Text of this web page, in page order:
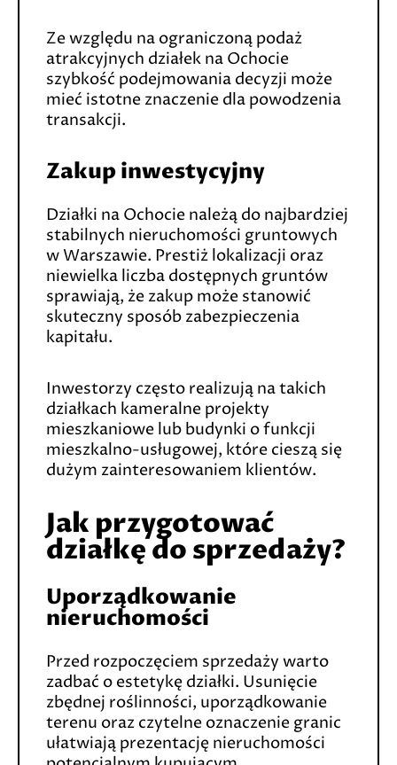
Ze względu na ograniczoną podaż
atrakcyjnych działek na Ochocie
szybkość podejmowania decyzji może
mieć istotne znaczenie dla powodzenia
transakcji.
Zakup inwestycyjny
Działki na Ochocie należą do najbardziej
stabilnych nieruchomości gruntowych
w Warszawie. Prestiż lokalizacji oraz
niewielka liczba dostępnych gruntów
sprawiają, że zakup może stanowić
skuteczny sposób zabezpieczenia
kapitału.
Inwestorzy często realizują na takich
działkach kameralne projekty
mieszkaniowe lub budynki o funkcji
mieszkalno-usługowej, które cieszą się
dużym zainteresowaniem klientów.
Jak przygotować
działkę do sprzedaży?
Uporządkowanie
nieruchomości
Przed rozpoczęciem sprzedaży warto
zadbać o estetykę działki. Usunięcie
zbędnej roślinności, uporządkowanie
terenu oraz czytelne oznaczenie granic
ułatwiają prezentację nieruchomości